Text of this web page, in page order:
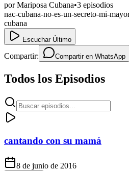
porMariposa Cubana•3 episodios
nac-cubana-no-es-un-secreto-mi-
cubana
Escuchar Último
Compartir: Compartir en WhatsApp
Todos los Episodios
cantando con su mamá
8 de junio de 2016